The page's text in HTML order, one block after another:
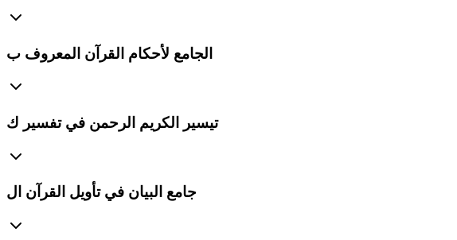
الجامع لأحكام القرآن المعروف ب
تيسير الكريم الرحمن في تفسير ك
جامع البيان في تأويل القرآن ال